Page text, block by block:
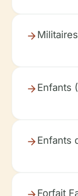
Enfants
Enfants
Forfait